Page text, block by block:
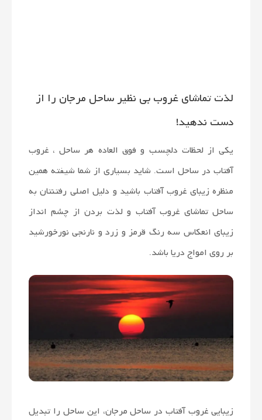
لذت تماشای غروب بی نظیر ساحل مرجان را از
دست ندهید!
یکی از لحظات دلچسب و فوق العاده هر ساحل ، غروب
آفتاب در ساحل است. شاید بسیاری از شما شیفته همین
منظره زیبای غروب آفتاب باشید و دلیل اصلی رفتنتان به
ساحل تماشای غروب آفتاب و لذت بردن از چشم انداز
زیبای انعکاس سه رنگ قرمز و زرد و نارنجی نورخورشید
بر روی امواج دریا باشد.
زیبایی غروب آفتاب در ساحل مرجان، این ساحل را تبدیل